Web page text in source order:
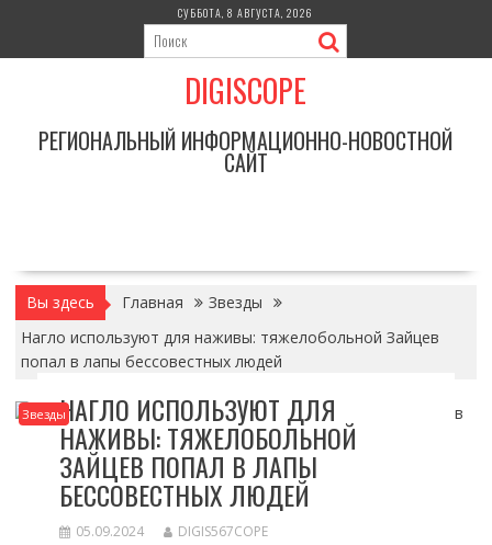
содержимому
СУББОТА, 8 АВГУСТА, 2026
DIGISCOPE
РЕГИОНАЛЬНЫЙ ИНФОРМАЦИОННО-НОВОСТНОЙ
САЙТ
Вы здесь Главная
Звезды
Нагло используют для наживы: тяжелобольной Зайцев
попал в лапы бессовестных людей
ЗвездыНАГЛО ИСПОЛЬЗУЮТ ДЛЯ
НАЖИВЫ: ТЯЖЕЛОБОЛЬНОЙ
ЗАЙЦЕВ ПОПАЛ В ЛАПЫ
БЕССОВЕСТНЫХ ЛЮДЕЙ
05.09.2024 DIGIS567COPE